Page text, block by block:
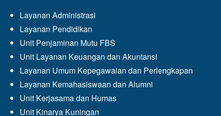
Layanan Administrasi
Layanan Pendidikan
Unit Penjaminan Mutu FBS
Unit Layanan Keuangan dan Akuntansi
Layanan Umum Kepegawaian dan Perlengkapan
Layanan Kemahasiswaan dan Alumni
Unit Kerjasama dan Humas
Unit Kinarya Kuningan